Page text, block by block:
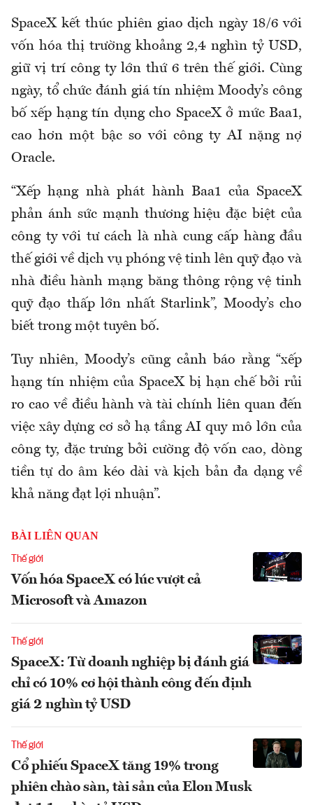
SpaceX kết thúc phiên giao dịch ngày 18/6 với
vốn hóa thị trường khoảng 2,4 nghìn tỷ USD,
giữ vị trí công ty lớn thứ 6 trên thế giới. Cùng
ngày, tổ chức đánh giá tín nhiệm Moody’s công
bố xếp hạng tín dụng cho SpaceX ở mức Baa1,
cao hơn một bậc so với công ty AI nặng nợ
Oracle.
“Xếp hạng nhà phát hành Baa1 của SpaceX
phản ánh sức mạnh thương hiệu đặc biệt của
công ty với tư cách là nhà cung cấp hàng đầu
thế giới về dịch vụ phóng vệ tinh lên quỹ đạo và
nhà điều hành mạng băng thông rộng vệ tinh
quỹ đạo thấp lớn nhất Starlink”, Moody’s cho
biết trong một tuyên bố.
Tuy nhiên, Moody’s cũng cảnh báo rằng “xếp
hạng tín nhiệm của SpaceX bị hạn chế bởi rủi
ro cao về điều hành và tài chính liên quan đến
việc xây dựng cơ sở hạ tầng AI quy mô lớn của
công ty, đặc trưng bởi cường độ vốn cao, dòng
tiền tự do âm kéo dài và kịch bản đa dạng về
khả năng đạt lợi nhuận”.
BÀI LIÊN QUAN
Thế giới
Vốn hóa SpaceX có lúc vượt cả
Microsoft và Amazon
Thế giới
SpaceX: Từ doanh nghiệp bị đánh giá
chỉ có 10% cơ hội thành công đến định
giá 2 nghìn tỷ USD
Thế giới
Cổ phiếu SpaceX tăng 19% trong
phiên chào sàn, tài sản của Elon Musk